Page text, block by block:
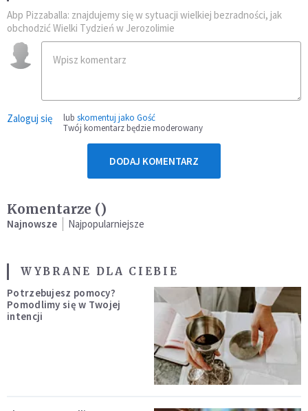
Abp Pizzaballa: znajdujemy się w sytuacji wielkiej bezradności, jak
obchodzić Wielki Tydzień w Jerozolimie
Zaloguj się lub skomentuj jako Gość
Twój komentarz będzie moderowany
DODAJ KOMENTARZ
Komentarze ()
Najnowsze Najpopularniejsze
WYBRANE DLA CIEBIE
Potrzebujesz pomocy?
Pomodlimy się w Twojej
intencji